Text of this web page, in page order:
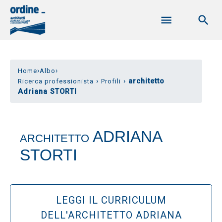
Home›Albo›
Ricerca professionista › Profili › architetto
Adriana STORTI
ARCHITETTO ADRIANA
STORTI
LEGGI IL CURRICULUM
DELL'ARCHITETTO ADRIANA